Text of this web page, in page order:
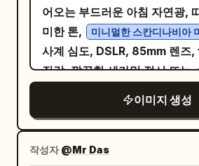
영어 부제는 Rhubarb
하세요. 제약 사항: 로고, 워터마크, QR 코드 또
는 소셜 미디어 아이디를 추가
든 텍스트는 디자인 내에 통합
하단 6단계, 재료 카드 1개, 세
웃 1개, 치비 초상화 1개, 루바브
가 rhubarb
를 활용한 우아
멈추게 하는, 공유하고 싶은, 바
는, 화면 비율 4:5.
다. 전체 세트가 우아하고 소박
한 느낌의 성숙한 투자자용招商
안내서) 덱처럼 보이게 합니다. 슬라이드 수 및
“闲云野鹤”; 서브타이틀 “云南
작은 영어 문구 “YUNNAN
INVESTMENT BROCHURE”;
집중도, 우아한 영어 타이포그
글씨 포인트, 세련된 공식 브랜
어된 구성을 갖추어야 합니다.
한 패널 비율과 촘촘한 간격 일
격한 2x2 4분할 그리드 레이아
요. 각 패널은 그 자체로 프리미
홍보 카드처럼 기능해야 하지
나의 일관된 Ben & Jerry's 시
합니다. 전체 구성은 균형 잡히
어오는 부드러운 아침 자연광,
미한 톤,
미니멀한 스칸디나비아
사계 심도, DSLR, 85mm 렌즈
질감, 깔끔한 세라믹 접시 또는
메뉴 사진, 은은한 배경 흐림, 나
소한의 소품, 럭셔리 푸드 브랜
푸드 매거진 스타일, 영화 같은
이미지 생성
작성자@Mr Das